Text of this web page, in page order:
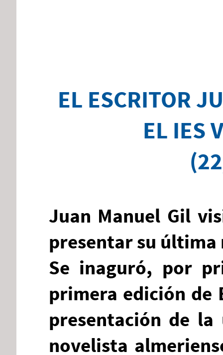
EL ESCRITOR
EL IES
Juan Manuel Gil
presentar su
Se inaguró, por
primera edición de
presentación de
novelista